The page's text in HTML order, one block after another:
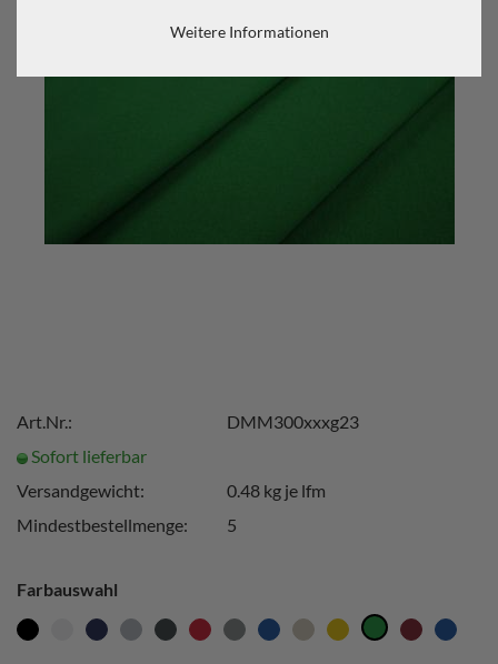
Weitere Informationen
Art.Nr.:
DMM300xxxg23
Sofort lieferbar
Versandgewicht:
0.48 kg je lfm
Mindestbestellmenge:
5
Farbauswahl